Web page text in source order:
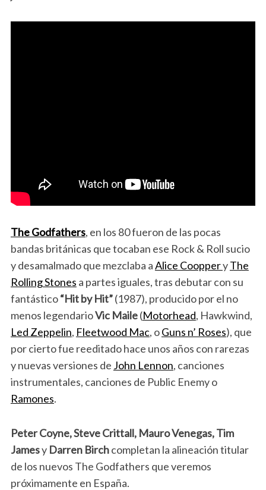
The Godfathers, en los 80 fueron de las pocas
bandas británicas que tocaban ese Rock & Roll sucio
y desamalmado que mezclaba aAlice CoopperyThe
Rolling Stones a partes iguales, tras debutar con su
fantástico“Hit by Hit”(1987), producido por el no
menos legendarioVic Maile(Motorhead, Hawkwind,
Led Zeppelin, Fleetwood Mac, oGuns n’ Roses), que
por cierto fue reeditado hace unos años con rarezas
y nuevas versiones de John Lennon, canciones
instrumentales, canciones de Public Enemy o
Ramones.
Peter Coyne, Steve Crittall, Mauro Venegas, Tim
Jamesy Darren Birchcompletan la alineación titular
de los nuevos The Godfathers que veremos
próximamente en España.